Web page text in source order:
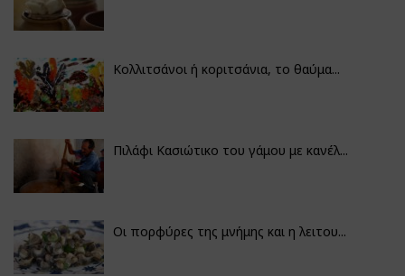
Κολλιτσάνοι ή κοριτσάνια, το θαύμα...
Πιλάφι Κασιώτικο του γάμου με κανέλ...
Οι πορφύρες της μνήμης και η λειτου...